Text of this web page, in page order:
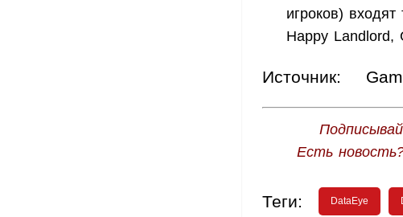
игроков)
Happy Landlord,
Источник:
Есть
Теги: DataEye